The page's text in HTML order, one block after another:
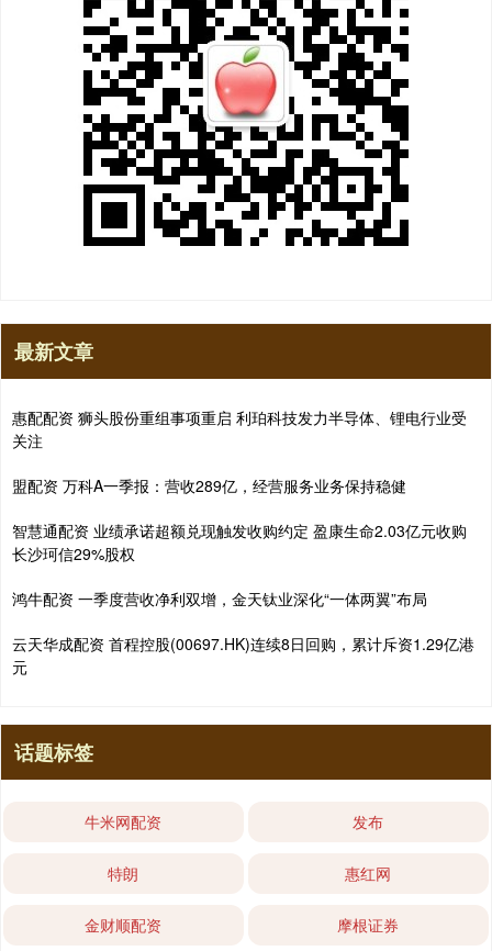
最新文章
惠配配资 狮头股份重组事项重启 利珀科技发力半导体、锂电行业受
关注
盟配资 万科A一季报：营收289亿，经营服务业务保持稳健
智慧通配资 业绩承诺超额兑现触发收购约定 盈康生命2.03亿元收购
长沙珂信29%股权
鸿牛配资 一季度营收净利双增，金天钛业深化“一体两翼”布局
云天华成配资 首程控股(00697.HK)连续8日回购，累计斥资1.29亿港
元
话题标签
牛米网配资 发布
特朗 惠红网
金财顺配资 摩根证券